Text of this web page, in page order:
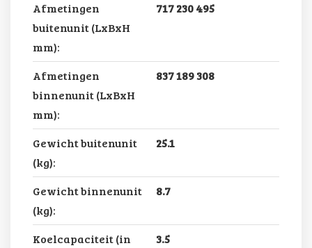
Afmetingen
buitenunit (LxBxH
mm):
717 230 495
Afmetingen
binnenunit (LxBxH
mm):
837 189 308
Gewicht buitenunit
(kg):
25.1
Gewicht binnenunit
(kg):
8.7
Koelcapaciteit (in
3.5